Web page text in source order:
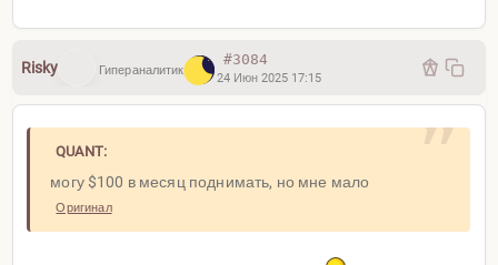
Risky Гипераналитик
#3084
24 Июн 2025 17:15
QUANT:
могу $100 в месяц поднимать, но мне мало
Оригинал